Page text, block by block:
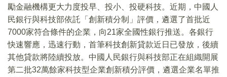
勵金融機構更大力度投早、投小、投硬科技。近期，中國人
民銀行與科技部依託「創新積分制」評價，遴選了首批近
7000家符合條件的企業，向21家全國性銀行推送。各銀行
快速響應，迅速行動，首筆科技創新貸款近日已發放，後續
其他貸款將陸續投放。中國人民銀行與科技部正在組織開展
第二批32萬餘家科技型企業創新積分評價，遴選企業名單推